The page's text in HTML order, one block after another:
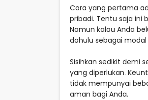
Cara yang pertama
pribadi. Tentu saja ini
Namun kalau Anda
dahulu sebagai modal
Sisihkan sedikit demi
yang diperlukan.
tidak mempunyai
aman bagi Anda.